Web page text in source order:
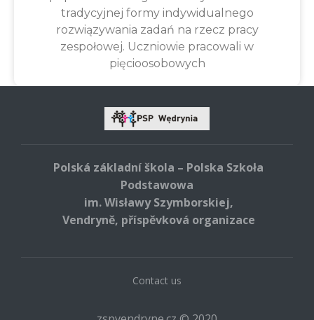
tradycyjnej formy indywidualnego
rozwiązywania zadań na rzecz pracy
zespołowej. Uczniowie pracowali w
pięcioosobowych
Polská základní škola – Polska Szkoła
Podstawowa
im. Wisławy Szymborskiej,
Vendryně, příspěvková organizace
Contact us